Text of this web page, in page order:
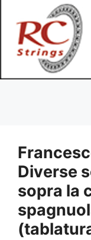
Diverse
sopra la